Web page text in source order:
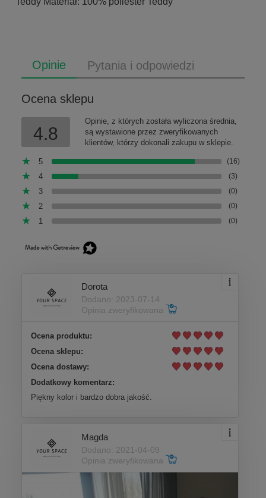
Opinie Pytania i odpowiedzi
Ocena sklepu
4.8
Opinie, z których została wyliczona średnia,
są wystawione przez zweryfikowanych
klientów, którzy dokonali zakupu w sklepie.
5 (16)
4 (3)
3 (0)
2 (0)
1 (0)
Dorota
Dodano: 2023-07-14
Opinia zweryfikowana
Ocena produktu:
Ocena sklepu:
Ocena dostawy:
Dodatkowy komentarz:
Piękny kolor i bardzo dobra jakość.
Magda
Dodano: 2021-04-09
Opinia zweryfikowana